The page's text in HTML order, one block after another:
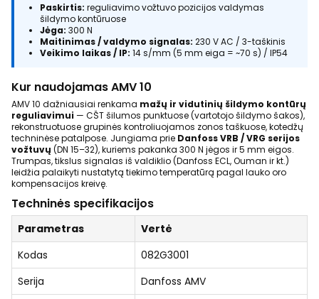
Paskirtis: reguliavimo vožtuvo pozicijos valdymas
šildymo kontūruose
Jėga: 300 N
Maitinimas / valdymo signalas: 230 V AC / 3-taškinis
Veikimo laikas / IP: 14 s/mm (5 mm eiga = ~70 s) / IP54
Kur naudojamas AMV 10
AMV 10 dažniausiai renkama mažų ir vidutinių šildymo kontūrų
reguliavimui — CŠT šilumos punktuose (vartotojo šildymo šakos),
rekonstruotuose grupinės kontroliuojamos zonos taškuose, kotedžų
techninėse patalpose. Jungiama prie Danfoss VRB / VRG serijos
vožtuvų (DN 15–32), kuriems pakanka 300 N jėgos ir 5 mm eigos.
Trumpas, tikslus signalas iš valdiklio (Danfoss ECL, Ouman ir kt.)
leidžia palaikyti nustatytą tiekimo temperatūrą pagal lauko oro
kompensacijos kreivę.
Techninės specifikacijos
Parametras
Vertė
Kodas
082G3001
Serija
Danfoss AMV